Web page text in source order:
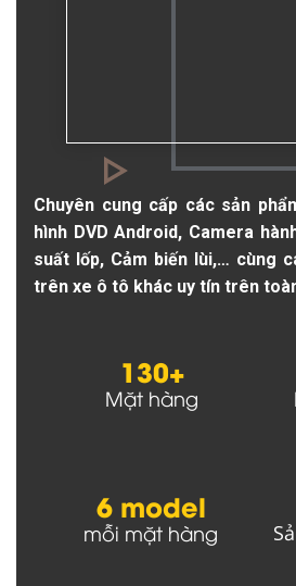
Chuyên cung cấp các sản
hình DVD Android, Camera
suất lốp, Cảm biến lùi,… cùng
trên xe ô tô khác uy tín trên
130+
Mặt hàng
6 model
mỗi mặt hàng